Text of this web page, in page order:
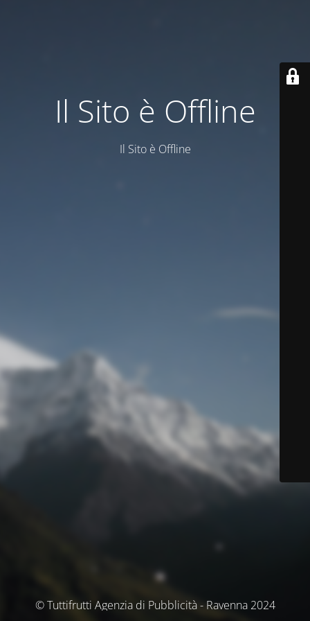
Il Sito è Offline
Il Sito è Offline
© Tuttifrutti Agenzia di Pubblicità - Ravenna 2024